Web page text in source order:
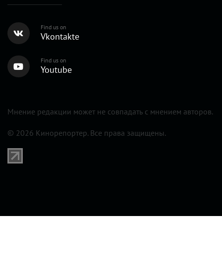
Find us on
Vkontakte
Find us on
Youtube
Мнение редакции может не совпадать с мнением авторов.
© 2026 Кинорепортер. Все права защищены.